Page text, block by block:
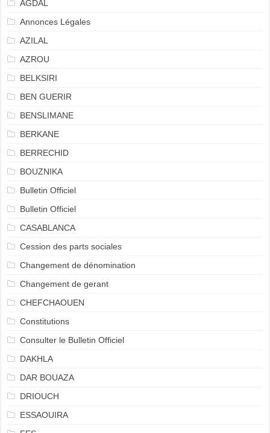
AGDAL
Annonces Légales
AZILAL
AZROU
BELKSIRI
BEN GUERIR
BENSLIMANE
BERKANE
BERRECHID
BOUZNIKA
Bulletin Officiel
Bulletin Officiel
CASABLANCA
Cession des parts sociales
Changement de dénomination
Changement de gerant
CHEFCHAOUEN
Constitutions
Consulter le Bulletin Officiel
DAKHLA
DAR BOUAZA
DRIOUCH
ESSAOUIRA